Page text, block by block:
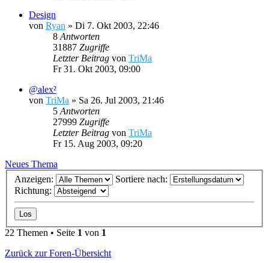
Design
von Ryan » Di 7. Okt 2003, 22:46
8 Antworten
31887 Zugriffe
Letzter Beitrag von TriMa
Fr 31. Okt 2003, 09:00
@alex²
von TriMa » Sa 26. Jul 2003, 21:46
5 Antworten
27999 Zugriffe
Letzter Beitrag von TriMa
Fr 15. Aug 2003, 09:20
Neues Thema
Anzeigen:
Sortiere nach:
Richtung:
22 Themen • Seite 1 von 1
Zurück zur Foren-Übersicht